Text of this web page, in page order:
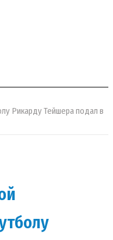
Рикарду Тейшера подал в